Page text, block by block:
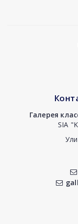
Галерея
SIA